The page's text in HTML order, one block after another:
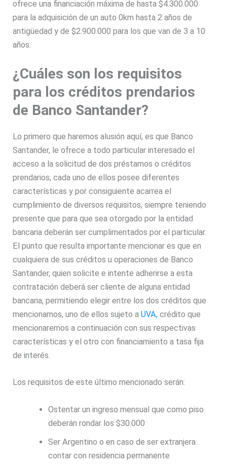
ofrece una financiación máxima de hasta $4.300.000
para la adquisición de un auto 0km hasta 2 años de
antigüedad y de $2.900.000 para los que van de 3 a 10
años.
¿Cuáles son los requisitos
para los créditos prendarios
de Banco Santander?
Lo primero que haremos alusión aquí, es que Banco
Santander, le ofrece a todo particular interesado el
acceso a la solicitud de dos préstamos o créditos
prendarios, cada uno de ellos posee diferentes
características y por consiguiente acarrea el
cumplimiento de diversos requisitos, siempre teniendo
presente que para que sea otorgado por la entidad
bancaria deberán ser cumplimentados por el particular.
El punto que resulta importante mencionar es que en
cualquiera de sus créditos u operaciones de Banco
Santander, quien solicite e intente adherirse a esta
contratación deberá ser cliente de alguna entidad
bancaria, permitiendo elegir entre los dos créditos que
mencionamos, uno de ellos sujeto aUVA, crédito que
mencionaremos a continuación con sus respectivas
características y el otro con financiamiento a tasa fija
de interés.
Los requisitos de este último mencionado serán:
Ostentar un ingreso mensual que como piso
deberán rondar los $30.000
Ser Argentino o en caso de ser extranjera
contar con residencia permanente